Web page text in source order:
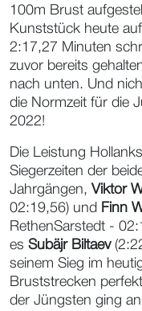
100m Brust
Kunststück heute
2:17,27 Minuten
zuvor bereits
nach unten. Und
die Normzeit für die
2022!
Die Leistung
Siegerzeiten der
Jahrgängen, Viktor
02:19,56) und Finn
RethenSarstedt -
es Subäjr Biltaev
seinem Sieg im
Bruststrecken
der Jüngsten ging an